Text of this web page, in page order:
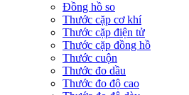
Đồng hồ so
Thước cặp cơ khí
Thước cặp điện tử
Thước cặp đồng hồ
Thước cuộn
Thước đo dầu
Thước đo độ cao